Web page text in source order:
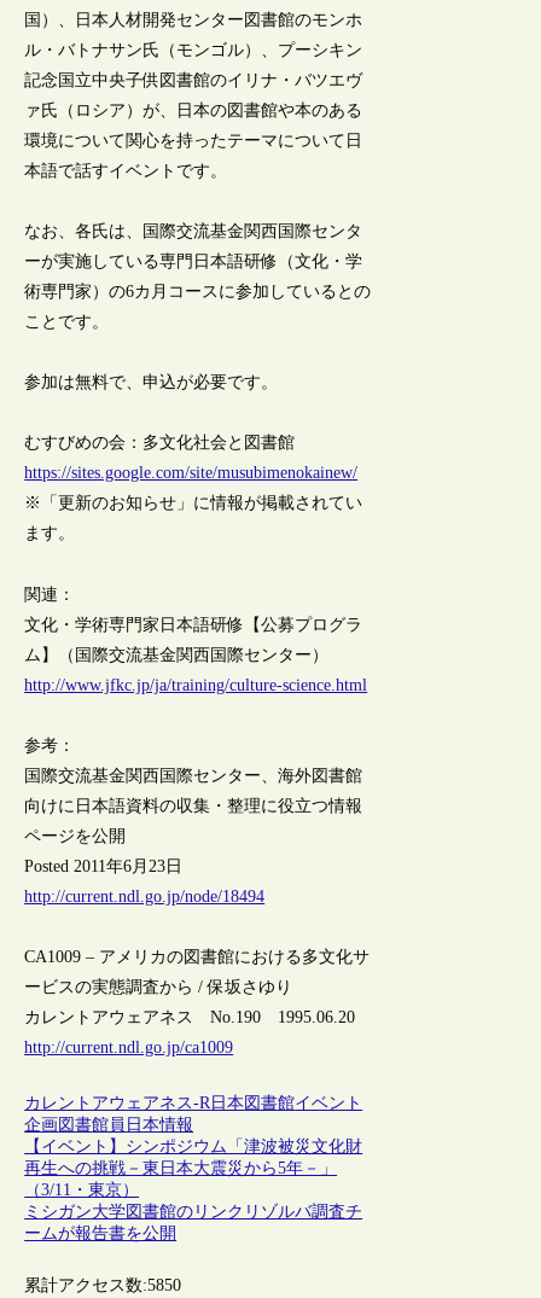
国）、日本人材開発センター図書館のモンホ
ル・バトナサン氏（モンゴル）、プーシキン
記念国立中央子供図書館のイリナ・バツエヴ
ァ氏（ロシア）が、日本の図書館や本のある
環境について関心を持ったテーマについて日
本語で話すイベントです。
なお、各氏は、国際交流基金関西国際センタ
ーが実施している専門日本語研修（文化・学
術専門家）の6カ月コースに参加しているとの
ことです。
参加は無料で、申込が必要です。
むすびめの会：多文化社会と図書館
https://sites.google.com/site/musubimenokainew/
※「更新のお知らせ」に情報が掲載されてい
ます。
関連：
文化・学術専門家日本語研修【公募プログラ
ム】（国際交流基金関西国際センター）
http://www.jfkc.jp/ja/training/culture-science.html
参考：
国際交流基金関西国際センター、海外図書館
向けに日本語資料の収集・整理に役立つ情報
ページを公開
Posted 2011年6月23日
http://current.ndl.go.jp/node/18494
CA1009 – アメリカの図書館における多文化サ
ービスの実態調査から / 保坂さゆり
カレントアウェアネス No.190 1995.06.20
http://current.ndl.go.jp/ca1009
カレントアウェアネス-R日本 図書館イベント
企画 図書館員 日本情報
【イベント】シンポジウム「津波被災文化財
再生への挑戦－東日本大震災から5年－」
（3/11・東京）
ミシガン大学図書館のリンクリゾルバ調査チ
ームが報告書を公開
累計アクセス数:5850